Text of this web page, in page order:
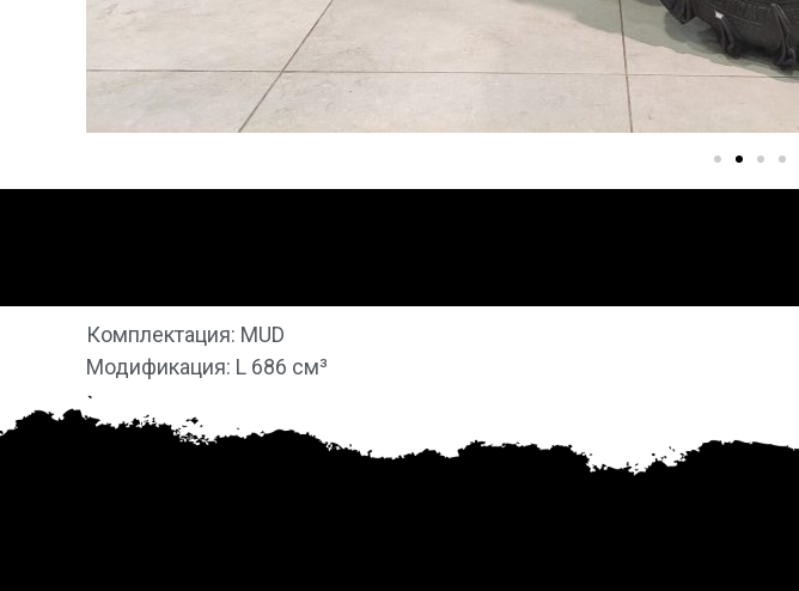
Комплектация: MUD
Модификация: L 686 см³